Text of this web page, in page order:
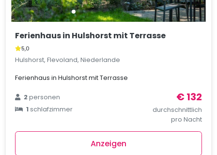
Ferienhaus in Hulshorst mit Terrasse
5,0
Hulshorst, Flevoland, Niederlande
Ferienhaus in Hulshorst mit Terrasse
2personen
1schlafzimmer
€ 132
durchschnittlich
pro Nacht
Anzeigen